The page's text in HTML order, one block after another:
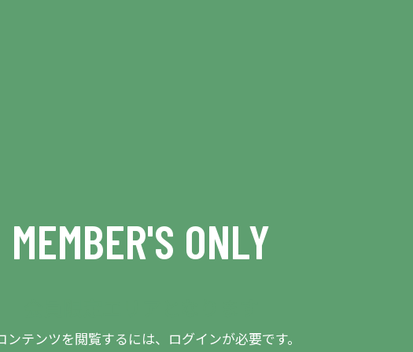
MEMBER'S ONLY
ンテンツを閲覧するには、ログインが必要です。